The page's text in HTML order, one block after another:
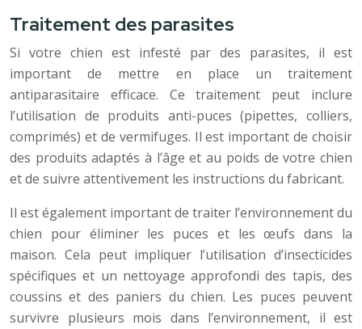
Traitement des parasites
Si votre chien est infesté par des parasites, il est
important de mettre en place un traitement
antiparasitaire efficace. Ce traitement peut inclure
l’utilisation de produits anti-puces (pipettes, colliers,
comprimés) et de vermifuges. Il est important de choisir
des produits adaptés à l’âge et au poids de votre chien
et de suivre attentivement les instructions du fabricant.
Il est également important de traiter l’environnement du
chien pour éliminer les puces et les œufs dans la
maison. Cela peut impliquer l’utilisation d’insecticides
spécifiques et un nettoyage approfondi des tapis, des
coussins et des paniers du chien. Les puces peuvent
survivre plusieurs mois dans l’environnement, il est